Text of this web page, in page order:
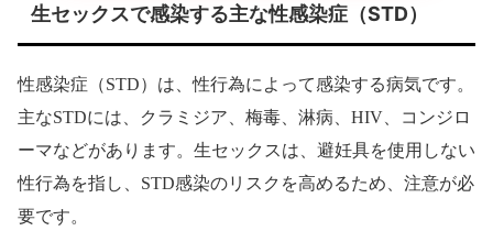
生セックスで感染する主な性感染症（STD）
性感染症（STD）は、性行為によって感染する病気です。
主なSTDには、クラミジア、梅毒、淋病、HIV、コンジロ
ーマなどがあります。生セックスは、避妊具を使用しない
性行為を指し、STD感染のリスクを高めるため、注意が必
要です。